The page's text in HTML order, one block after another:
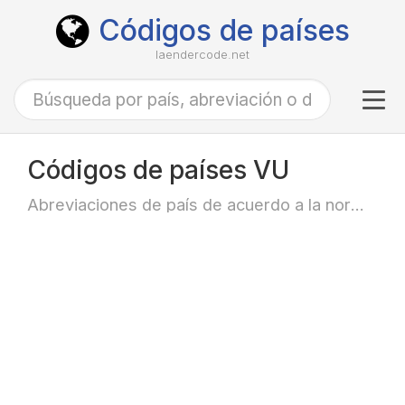
Códigos de países
laendercode.net
Códigos de países VU
Abreviaciones de país de acuerdo a la norma ISO-3166 alfa-2